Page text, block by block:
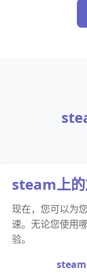
steam上
现在，您可以为
速。无论您使用
验。
steam